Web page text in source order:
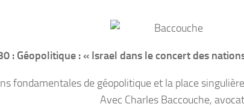
: Géopolitique : « Israel dans le concert des
fondamentales de géopolitique et la place
Avec Charles Baccouche,